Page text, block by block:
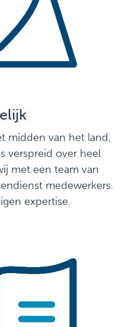
midden van het land,
verspreid over heel
met een team van
medewerkers.
expertise.